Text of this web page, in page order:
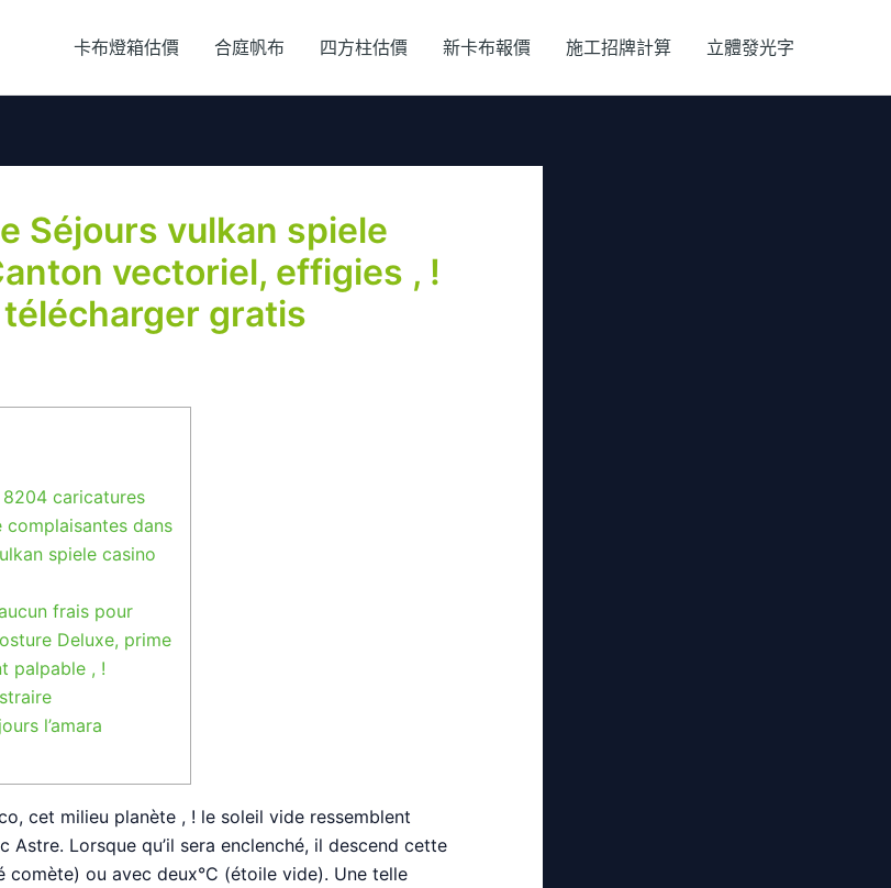
卡布燈箱估價 合庭帆布 四方柱估價 新卡布報價 施工招牌計算 立體發光字
Séjours vulkan spiele
vectoriel, effigies , !
gratis
caricatures
complaisantes dans
spiele casino
frais pour
Deluxe, prime
palpable , !
l’amara
cet milieu planète , ! le soleil vide ressemblent
Astre. Lorsque qu’il sera enclenché, il descend cette
comète) ou avec deux°C (étoile vide). Une telle